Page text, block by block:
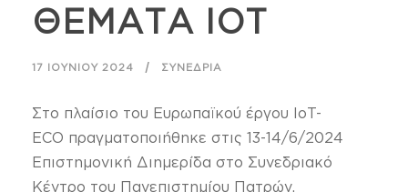
ΘΕΜΑΤΑ ΙΟΤ
17 ΙΟΥΝΊΟΥ 2024 ΣΥΝΈΔΡΙΑ
Στο πλαίσιο του Ευρωπαϊκού έργου IoT-
ECO πραγματοποιήθηκε στις 13-14/6/2024
Επιστημονική Διημερίδα στο Συνεδριακό
Κέντρο του Πανεπιστημίου Πατρών.